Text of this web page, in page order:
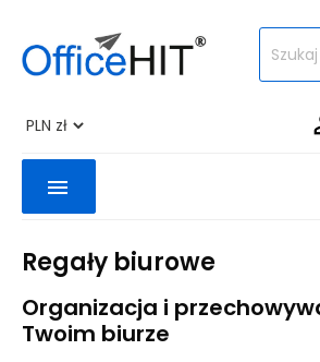
menu
Regały biurowe
Organizacja i
Twoim biurze